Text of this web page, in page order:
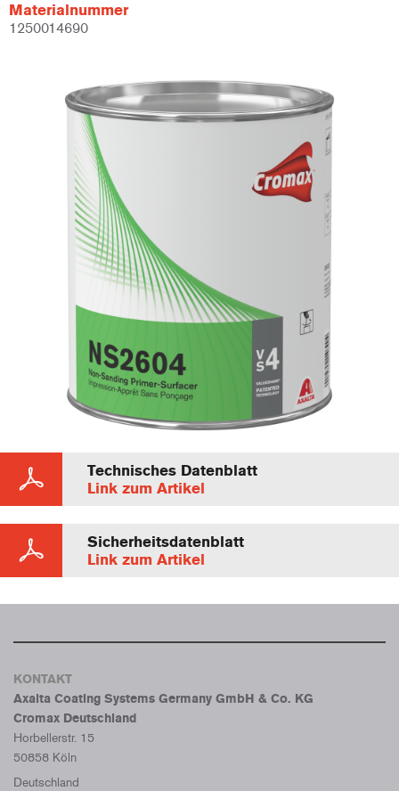
Materialnummer
1250014690
Technisches Datenblatt
Link zum Artikel
Sicherheitsdatenblatt
Link zum Artikel
KONTAKT
Axalta Coating Systems Germany GmbH & Co. KG
Cromax Deutschland
Horbellerstr. 15
50858 Köln
Deutschland